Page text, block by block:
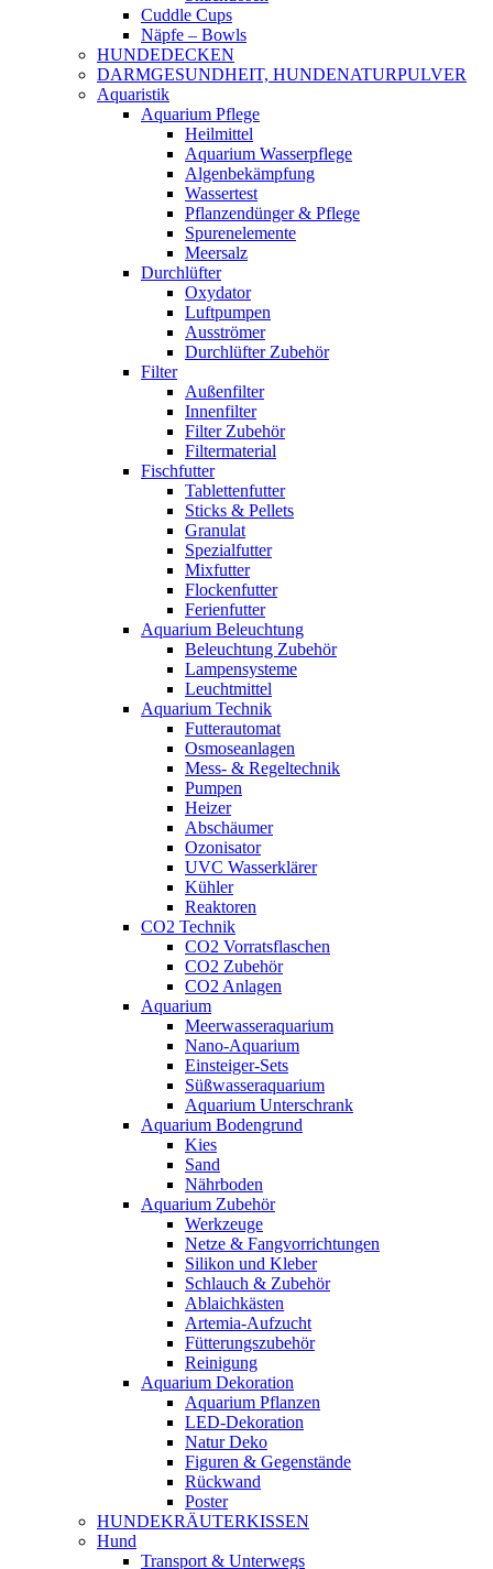
Cuddle Cups
Näpfe – Bowls
HUNDEDECKEN
DARMGESUNDHEIT, HUNDENATURPULVER
Aquaristik
Aquarium Pflege
Heilmittel
Aquarium Wasserpflege
Algenbekämpfung
Wassertest
Pflanzendünger & Pflege
Spurenelemente
Meersalz
Durchlüfter
Oxydator
Luftpumpen
Ausströmer
Durchlüfter Zubehör
Filter
Außenfilter
Innenfilter
Filter Zubehör
Filtermaterial
Fischfutter
Tablettenfutter
Sticks & Pellets
Granulat
Spezialfutter
Mixfutter
Flockenfutter
Ferienfutter
Aquarium Beleuchtung
Beleuchtung Zubehör
Lampensysteme
Leuchtmittel
Aquarium Technik
Futterautomat
Osmoseanlagen
Mess- & Regeltechnik
Pumpen
Heizer
Abschäumer
Ozonisator
UVC Wasserklärer
Kühler
Reaktoren
CO2 Technik
CO2 Vorratsflaschen
CO2 Zubehör
CO2 Anlagen
Aquarium
Meerwasseraquarium
Nano-Aquarium
Einsteiger-Sets
Süßwasseraquarium
Aquarium Unterschrank
Aquarium Bodengrund
Kies
Sand
Nährboden
Aquarium Zubehör
Werkzeuge
Netze & Fangvorrichtungen
Silikon und Kleber
Schlauch & Zubehör
Ablaichkästen
Artemia-Aufzucht
Fütterungszubehör
Reinigung
Aquarium Dekoration
Aquarium Pflanzen
LED-Dekoration
Natur Deko
Figuren & Gegenstände
Rückwand
Poster
HUNDEKRÄUTERKISSEN
Hund
Transport & Unterwegs